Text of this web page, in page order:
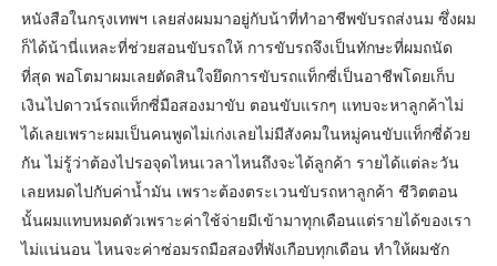
หนังสือในกรุงเทพฯ เลยส่งผมมาอยู่กับน้าที่ทำอาชีพขับรถส่งนม ซึ่งผม
ก็ได้น้านี่แหละที่ช่วยสอนขับรถให้ การขับรถจึงเป็นทักษะที่ผมถนัด
ที่สุด พอโตมาผมเลยตัดสินใจยึดการขับรถแท็กซี่เป็นอาชีพโดยเก็บ
เงินไปดาวน์รถแท็กซี่มือสองมาขับ ตอนขับแรกๆ แทบจะหาลูกค้าไม่
ได้เลยเพราะผมเป็นคนพูดไม่เก่งเลยไม่มีสังคมในหมู่คนขับแท็กซี่ด้วย
กัน ไม่รู้ว่าต้องไปรอจุดไหนเวลาไหนถึงจะได้ลูกค้า รายได้แต่ละวัน
เลยหมดไปกับค่าน้ำมัน เพราะต้องตระเวนขับรถหาลูกค้า ชีวิตตอน
นั้นผมแทบหมดตัวเพราะค่าใช้จ่ายมีเข้ามาทุกเดือนแต่รายได้ของเรา
ไม่แน่นอน ไหนจะค่าซ่อมรถมือสองที่พังเกือบทุกเดือน ทำให้ผมชัก